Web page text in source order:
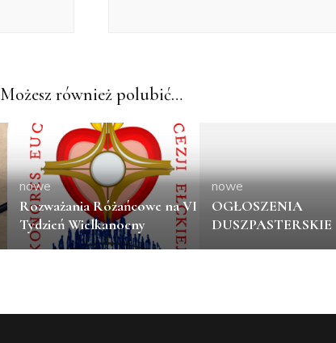
Możesz również polubić…
nowe
Rozważania Różańcowe na VI
Tydzień Wielkanocny
nowe
OGŁOSZENIA
DUSZPASTERSKIE